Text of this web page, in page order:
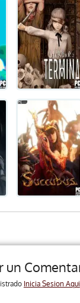
un
Inicia Sesion Aqui